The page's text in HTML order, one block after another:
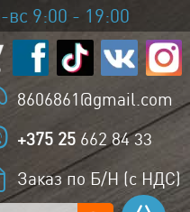
вс 9:00 - 19:00
8606861@gmail.com
+375 25 662 84 33
Заказ по Б/Н (с НДС)